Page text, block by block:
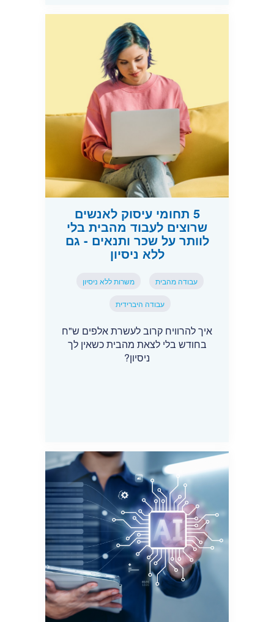
5 תחומי עיסוק לאנשים
שרוצים לעבוד מהבית בלי
לוותר על שכר ותנאים - גם
ללא ניסיון
עבודה מהבית משרות ללא ניסיון
עבודה היברידית
איך להרוויח קרוב לעשרת אלפים ש"ח
בחודש בלי לצאת מהבית כשאין לך
ניסיון?